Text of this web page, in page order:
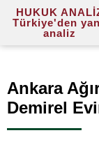
HUKUK
Türkiye'den
analiz
Ankara
Demirel